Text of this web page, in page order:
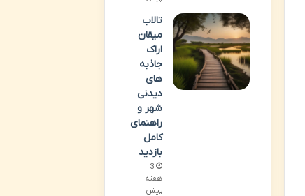
تالاب
میقان
اراک –
جاذبه
های
دیدنی
شهر و
راهنمای
کامل
بازدید
3
هفته
پیش